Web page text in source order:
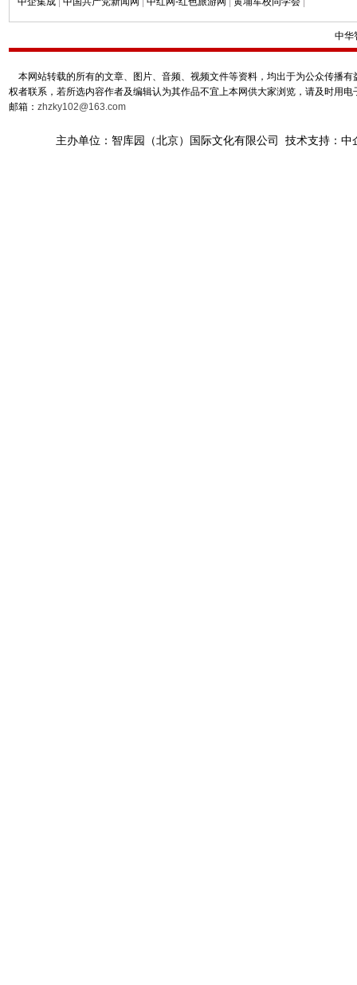
中华
本网站转载的所有的文章、图片、音频、视频文件等资料，均出于为公众传播
权者联系，若所选内容作者及编辑认为其作品不宜上本网供大家浏览，请及时用
邮箱： zhzky102@163.com
主办单位：智库园（北京）国际文化有限公司 技术支持：